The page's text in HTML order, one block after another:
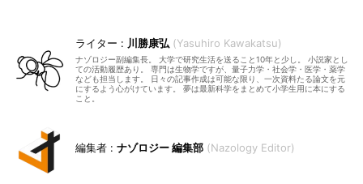
川勝康弘 Yasuhiro Kawakatsu
ナゾロジー副編集長。 大学で研究生活を送ること10年と少し。 小説家とし
ての活動履歴あり。 専門は生物学ですが、量子力学・社会学・医学・薬学
なども担当します。 日々の記事作成は可能な限り、一次資料たる論文を元
にするよう心がけています。 夢は最新科学をまとめて小学生用に本にする
こと。
ナゾロジー 編集部 Nazology Editor